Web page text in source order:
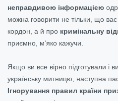
неправдивою інформацією
можна говорити не тільки, що
кордон, а й про кримінальну
приємно, м’яко кажучи.
Якщо ви все вірно підготували і
українську митницю, наступна
Ігнорування правил країни